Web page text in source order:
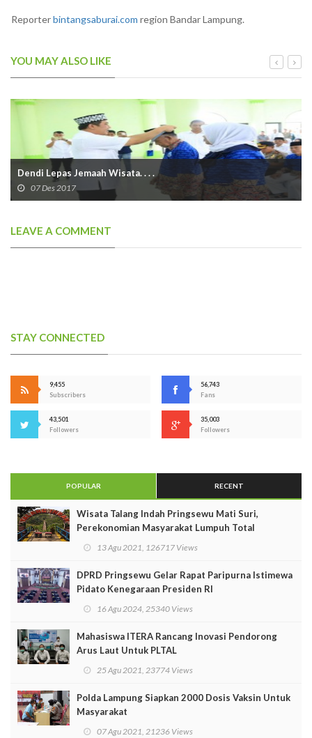
Reporterbintangsaburai.com region Bandar Lampung.
YOU MAY ALSO LIKE
Dendi Lepas Jemaah Wisata. . . .
07 Des 2017
LEAVE A COMMENT
STAY CONNECTED
9,455
Subscribers
56,743
Fans
43,501
Followers
35,003
Followers
POPULAR RECENT
Wisata Talang Indah Pringsewu Mati Suri,
Perekonomian Masyarakat Lumpuh Total
13 Agu 2021, 126717 Views
DPRD Pringsewu Gelar Rapat Paripurna Istimewa
Pidato Kenegaraan Presiden RI
16 Agu 2024, 25340 Views
Mahasiswa ITERA Rancang Inovasi Pendorong
Arus Laut Untuk PLTAL
25 Agu 2021, 23774 Views
Polda Lampung Siapkan 2000 Dosis Vaksin Untuk
Masyarakat
07 Agu 2021, 21236 Views